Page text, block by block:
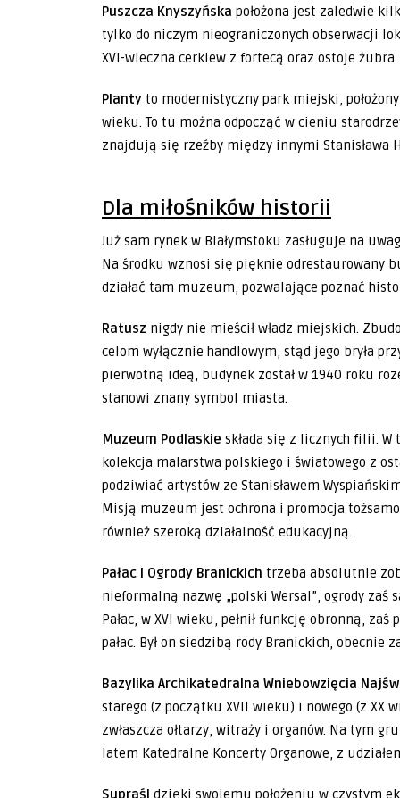
Puszcza Knyszyńska położona jest zaledwie
tylko do niczym nieograniczonych obserwacji
XVI-wieczna cerkiew z fortecą oraz ostoje żubra.
Planty to modernistyczny park miejski,
wieku. To tu można odpocząć w cieniu
znajdują się rzeźby między innymi Stanisława
Dla miłośników historii
Już sam rynek w Białymstoku zasługuje na
Na środku wznosi się pięknie odrestaurowany
działać tam muzeum, pozwalające poznać
Ratusz nigdy nie mieścił władz miejskich.
celom wyłącznie handlowym, stąd jego bryła
pierwotną ideą, budynek został w 1940 roku
stanowi znany symbol miasta.
Muzeum Podlaskie składa się z licznych filii. W
kolekcja malarstwa polskiego i światowego z
podziwiać artystów ze Stanisławem
Misją muzeum jest ochrona i promocja
również szeroką działalność edukacyjną.
Pałac i Ogrody Branickich trzeba absolutnie
nieformalną nazwę „polski Wersal”, ogrody
Pałac, w XVI wieku, pełnił funkcję obronną,
pałac. Był on siedzibą rody Branickich,
Bazylika Archikatedralna Wniebowzięcia
starego (z początku XVII wieku) i nowego (z XX
zwłaszcza ołtarzy, witraży i organów. Na tym
latem Katedralne Koncerty Organowe, z
Supraśl dzięki swojemu położeniu w czystym